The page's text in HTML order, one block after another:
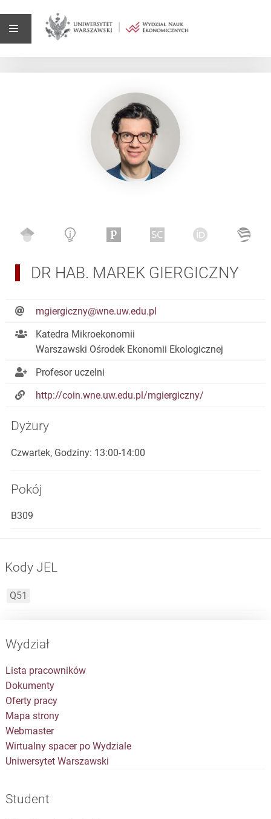
DR HAB. MAREK GIERGICZNY
mgiergiczny@wne.uw.edu.pl
Katedra Mikroekonomii
Warszawski Ośrodek Ekonomii Ekologicznej
Profesor uczelni
http://coin.wne.uw.edu.pl/mgiergiczny/
Dyżury
Czwartek, Godziny: 13:00-14:00
Pokój
B309
Kody JEL
Q51
Wydział
Lista pracowników
Dokumenty
Oferty pracy
Mapa strony
Webmaster
Wirtualny spacer po Wydziale
Uniwersytet Warszawski
Student